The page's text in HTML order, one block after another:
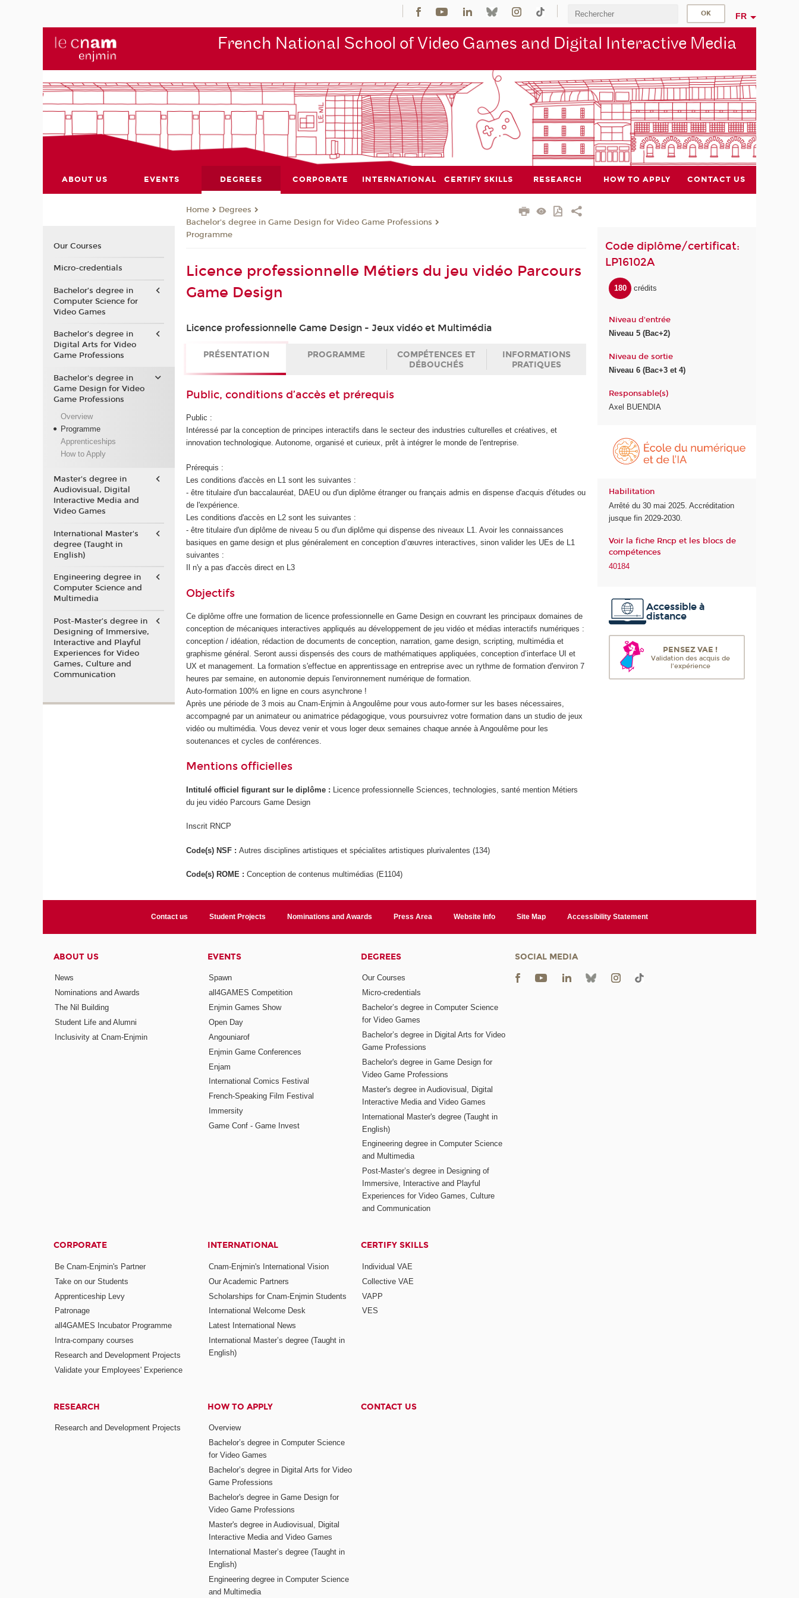
FR
French National School of Video Games and Digital Interactive Media
ABOUT US EVENTS DEGREES CORPORATE INTERNATIONAL CERTIFY SKILLS RESEARCH HOW TO APPLY CONTACT US
Home
Degrees
Bachelor's degree in Game Design for Video Game Professions
Programme
Licence professionnelle Métiers du jeu vidéo Parcours
Game Design
Licence professionnelle Game Design - Jeux vidéo et Multimédia
PRÉSENTATION PROGRAMME
COMPÉTENCES ET
DÉBOUCHÉS
INFORMATIONS
PRATIQUES
Public, conditions d’accès et prérequis
Public :
Intéressé par la conception de principes interactifs dans le secteur des industries culturelles et créatives, et
innovation technologique. Autonome, organisé et curieux, prêt à intégrer le monde de l'entreprise.
Prérequis :
Les conditions d'accès en L1 sont les suivantes :
- être titulaire d'un baccalauréat, DAEU ou d'un diplôme étranger ou français admis en dispense d'acquis d'études ou
de l'expérience.
Les conditions d'accès en L2 sont les suivantes :
- être titulaire d'un diplôme de niveau 5 ou d'un diplôme qui dispense des niveaux L1. Avoir les connaissances
basiques en game design et plus généralement en conception d’œuvres interactives, sinon valider les UEs de L1
suivantes :
Il n'y a pas d'accès direct en L3
Objectifs
Ce diplôme offre une formation de licence professionnelle en Game Design en couvrant les principaux domaines de
conception de mécaniques interactives appliqués au développement de jeu vidéo et médias interactifs numériques :
conception / idéation, rédaction de documents de conception, narration, game design, scripting, multimédia et
graphisme général. Seront aussi dispensés des cours de mathématiques appliquées, conception d’interface UI et
UX et management. La formation s'effectue en apprentissage en entreprise avec un rythme de formation d'environ 7
heures par semaine, en autonomie depuis l'environnement numérique de formation.
Auto-formation 100% en ligne en cours asynchrone !
Après une période de 3 mois au Cnam-Enjmin à Angoulême pour vous auto-former sur les bases nécessaires,
accompagné par un animateur ou animatrice pédagogique, vous poursuivrez votre formation dans un studio de jeux
vidéo ou multimédia. Vous devez venir et vous loger deux semaines chaque année à Angoulême pour les
soutenances et cycles de conférences.
Mentions officielles
Intitulé officiel figurant sur le diplôme :
Licence professionnelle Sciences, technologies, santé mention Métiers
du jeu vidéo Parcours Game Design
Inscrit RNCP
Code(s) NSF :Autres disciplines artistiques et spécialites artistiques plurivalentes (134)
Code(s) ROME :Conception de contenus multimédias (E1104)
Code diplôme/certificat:
LP16102A
180 crédits
Niveau d'entrée
Niveau 5 (Bac+2)
Niveau de sortie
Niveau 6 (Bac+3 et 4)
Responsable(s)
Axel BUENDIA
Habilitation
Arrêté du 30 mai 2025. Accréditation
jusque fin 2029-2030.
Voir la fiche Rncp et les blocs de
compétences
40184
Accessible à
distance
PENSEZ VAE !
Validation des acquis de
l'expérience
Our Courses
Micro-credentials
Bachelor’s degree in
Computer Science for
Video Games
Bachelor’s degree in
Digital Arts for Video
Game Professions
Bachelor's degree in
Game Design for Video
Game Professions
Overview
Programme
Apprenticeships
How to Apply
Master's degree in
Audiovisual, Digital
Interactive Media and
Video Games
International Master's
degree (Taught in
English)
Engineering degree in
Computer Science and
Multimedia
Post-Master’s degree in
Designing of Immersive,
Interactive and Playful
Experiences for Video
Games, Culture and
Communication
Contact us Student Projects Nominations and Awards Press Area Website Info Site Map Accessibility Statement
ABOUT US
News
Nominations and Awards
The Nil Building
Student Life and Alumni
Inclusivity at Cnam-Enjmin
EVENTS
Spawn
all4GAMES Competition
Enjmin Games Show
Open Day
Angouniarof
Enjmin Game Conferences
Enjam
International Comics Festival
French-Speaking Film Festival
Immersity
Game Conf - Game Invest
DEGREES
Our Courses
Micro-credentials
Bachelor’s degree in Computer Science
for Video Games
Bachelor’s degree in Digital Arts for Video
Game Professions
Bachelor's degree in Game Design for
Video Game Professions
Master's degree in Audiovisual, Digital
Interactive Media and Video Games
International Master's degree (Taught in
English)
Engineering degree in Computer Science
and Multimedia
Post-Master’s degree in Designing of
Immersive, Interactive and Playful
Experiences for Video Games, Culture
and Communication
CORPORATE
Be Cnam-Enjmin's Partner
Take on our Students
Apprenticeship Levy
Patronage
all4GAMES Incubator Programme
Intra-company courses
Research and Development Projects
Validate your Employees' Experience
INTERNATIONAL
Cnam-Enjmin's International Vision
Our Academic Partners
Scholarships for Cnam-Enjmin Students
International Welcome Desk
Latest International News
International Master’s degree (Taught in
English)
CERTIFY SKILLS
Individual VAE
Collective VAE
VAPP
VES
RESEARCH
Research and Development Projects
HOW TO APPLY
Overview
Bachelor’s degree in Computer Science
for Video Games
Bachelor’s degree in Digital Arts for Video
Game Professions
Bachelor's degree in Game Design for
Video Game Professions
Master's degree in Audiovisual, Digital
Interactive Media and Video Games
International Master’s degree (Taught in
English)
Engineering degree in Computer Science
and Multimedia
CONTACT US
SOCIAL MEDIA